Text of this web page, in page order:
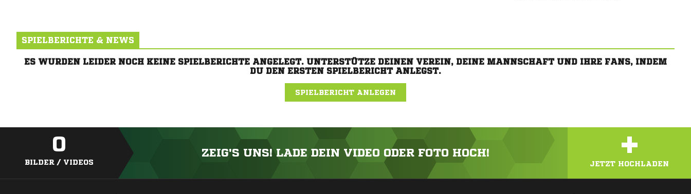
SPIELBERICHTE & NEWS
ES WURDEN LEIDER NOCH KEINE SPIELBERICHTE ANGELEGT. UNTERSTÜTZE DEINEN VEREIN, DEINE MANNSCHAFT UND IHRE FANS, INDEM
DU DEN ERSTEN SPIELBERICHT ANLEGST.
SPIELBERICHT ANLEGEN
0
BILDER / VIDEOS
ZEIG'S UNS! LADE DEIN VIDEO ODER FOTO HOCH! +
JETZT HOCHLADEN